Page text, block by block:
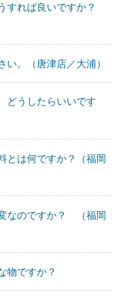
すれば良いですか？
。（唐津店／大浦）
どうしたらいいです
とは何ですか？（福岡
なのですか？ （福岡
物ですか？